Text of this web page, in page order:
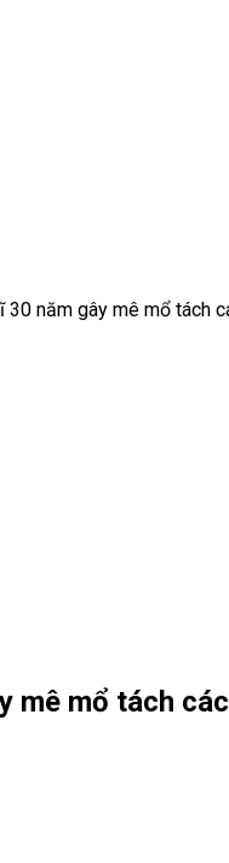
30 năm gây mê mổ tách
mê mổ tách